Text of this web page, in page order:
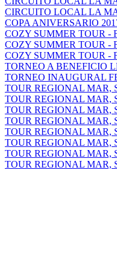
CIRCUITO LOCAL LA
COPA ANIVERSARIO
COZY SUMMER TOUR -
COZY SUMMER TOUR -
COZY SUMMER TOUR -
TORNEO A BENEFICIO
TORNEO INAUGURAL
TOUR REGIONAL MAR,
TOUR REGIONAL MAR,
TOUR REGIONAL MAR,
TOUR REGIONAL MAR,
TOUR REGIONAL MAR,
TOUR REGIONAL MAR,
TOUR REGIONAL MAR,
TOUR REGIONAL MAR,